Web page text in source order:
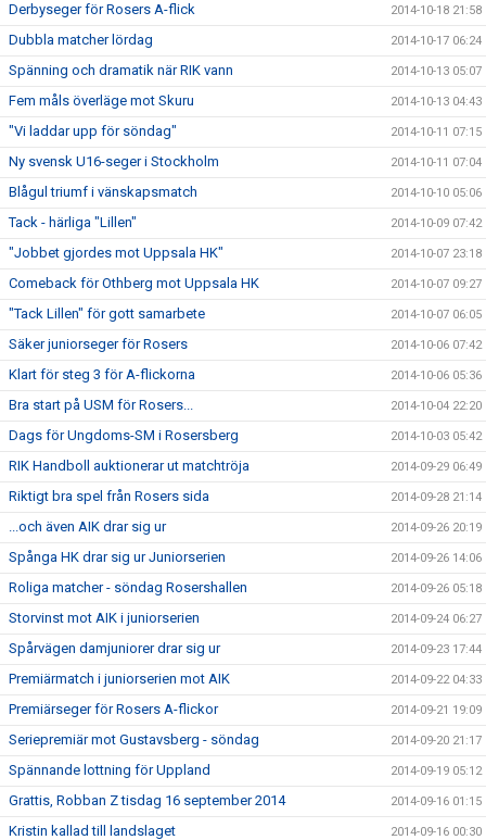
Derbyseger för Rosers A-flick 2014-10-18 21:58
Dubbla matcher lördag 2014-10-17 06:24
Spänning och dramatik när RIK vann 2014-10-13 05:07
Fem måls överläge mot Skuru 2014-10-13 04:43
"Vi laddar upp för söndag" 2014-10-11 07:15
Ny svensk U16-seger i Stockholm 2014-10-11 07:04
Blågul triumf i vänskapsmatch 2014-10-10 05:06
Tack - härliga "Lillen" 2014-10-09 07:42
"Jobbet gjordes mot Uppsala HK" 2014-10-07 23:18
Comeback för Othberg mot Uppsala HK 2014-10-07 09:27
"Tack Lillen" för gott samarbete 2014-10-07 06:05
Säker juniorseger för Rosers 2014-10-06 07:42
Klart för steg 3 för A-flickorna 2014-10-06 05:36
Bra start på USM för Rosers... 2014-10-04 22:20
Dags för Ungdoms-SM i Rosersberg 2014-10-03 05:42
RIK Handboll auktionerar ut matchtröja 2014-09-29 06:49
Riktigt bra spel från Rosers sida 2014-09-28 21:14
...och även AIK drar sig ur 2014-09-26 20:19
Spånga HK drar sig ur Juniorserien 2014-09-26 14:06
Roliga matcher - söndag Rosershallen 2014-09-26 05:18
Storvinst mot AIK i juniorserien 2014-09-24 06:27
Spårvägen damjuniorer drar sig ur 2014-09-23 17:44
Premiärmatch i juniorserien mot AIK 2014-09-22 04:33
Premiärseger för Rosers A-flickor 2014-09-21 19:09
Seriepremiär mot Gustavsberg - söndag 2014-09-20 21:17
Spännande lottning för Uppland 2014-09-19 05:12
Grattis, Robban Z tisdag 16 september 2014 2014-09-16 01:15
Kristin kallad till landslaget 2014-09-16 00:30